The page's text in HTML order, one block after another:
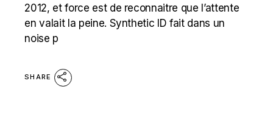
2012, et force est de reconnaitre que l’attente
en valait la peine. Synthetic ID fait dans un
noise p
SHARE